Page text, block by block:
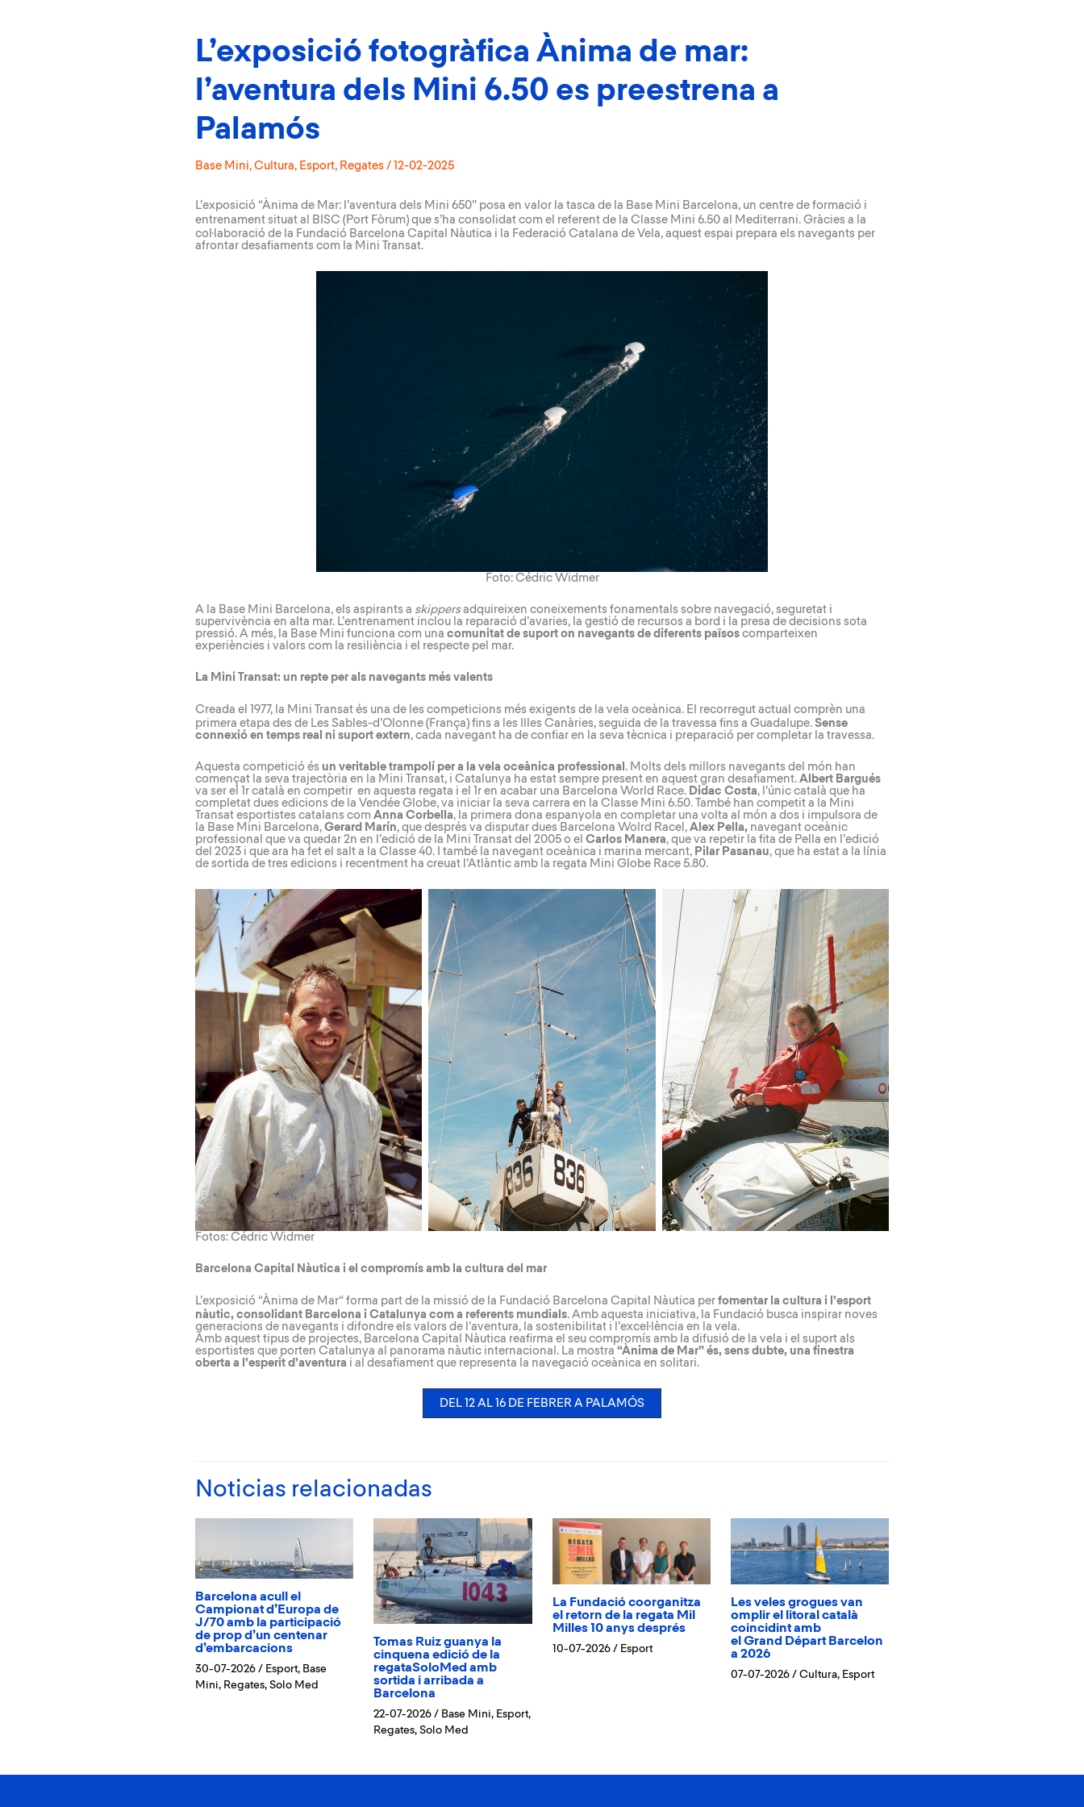
L’exposició fotogràfica Ànima de mar:
l’aventura dels Mini 6.50 es preestrena a
Palamós
Base Mini, Cultura, Esport, Regates / 12-02-2025
L’exposició “Ànima de Mar: l’aventura dels Mini 650” posa en valor la tasca de la Base Mini Barcelona, un centre de formació i
entrenament situat al
BISC (Port Fòrum) que s’ha consolidat com el referent de la Classe Mini 6.50 al Mediterrani. Gràcies a la
col·laboració de la Fundació Barcelona Capital Nàutica i la Federació Catalana de Vela, aquest espai prepara els navegants per
afrontar desafiaments com la Mini Transat.
Foto: Cédric Widmer
A la Base Mini Barcelona, els aspirants a skippersadquireixen coneixements fonamentals sobre navegació, seguretat i
supervivència en alta mar. L’entrenament inclou la reparació d’avaries, la gestió de recursos a bord i la presa de decisions sota
pressió. A més, la Base Mini funciona com una comunitat de suport on navegants de diferents països comparteixen
experiències i valors com la resiliència i el respecte pel mar.
La Mini Transat: un repte per als navegants més valents
Creada el 1977, la Mini Transat és una de les competicions més exigents de la vela oceànica. El recorregut actual comprèn una
primera etapa des de Les Sables-d’Olonne (França) fins a les Illes Canàries, seguida de la travessa fins a Guadalupe. Sense
connexió en temps real ni suport extern, cada navegant ha de confiar en la seva tècnica i preparació per completar la travessa.
Aquesta competició és un veritable trampolí per a la vela oceànica professional . Molts dels millors navegants del món han
començat la seva trajectòria en la Mini Transat, i Catalunya ha estat sempre present en aquest gran desafiament. Albert Bargués
va ser el 1r català en competir en aquesta regata i el 1r en acabar una Barcelona World Race. Didac Costa, l’únic català que ha
completat dues edicions de la Vendée Globe, va iniciar la seva carrera en la Classe Mini 6.50. També han competit a la Mini
Transat esportistes catalans com Anna Corbella, la primera dona espanyola en completar una volta al món a dos i impulsora de
la Base Mini Barcelona, Gerard Marín, que després va disputar dues Barcelona Wolrd Racel, Alex Pella, navegant oceànic
professional que va quedar 2n en l’edició de la Mini Transat del 2005 o el Carlos Manera, que va repetir la fita de Pella en l’edició
del 2023 i que ara ha fet el salt a la Classe 40. I també la navegant oceànica i marina mercant, Pilar Pasanau, que ha estat a la línia
de sortida de tres edicions i recentment ha creuat l’Atlàntic amb la regata Mini Globe Race 5.80.
Fotos: Cédric Widmer
Barcelona Capital Nàutica i el compromís amb la cultura del mar
L’exposició “Ànima de Mar“ forma part de la missió de la Fundació Barcelona Capital Nàutica per fomentar la cultura i l’esport
nàutic, consolidant Barcelona i Catalunya com a referents mundials. Amb aquesta iniciativa, la Fundació busca inspirar noves
generacions de navegants i difondre els valors de l’aventura, la sostenibilitat i l’excel·lència en la vela.
Amb aquest tipus de projectes, Barcelona Capital Nàutica reafirma el seu compromís amb la difusió de la vela i el suport als
esportistes que porten Catalunya al panorama nàutic internacional. La mostra “Ànima de Mar” és, sens dubte, una finestra
oberta a l’esperit d’aventura i al desafiament que representa la navegació oceànica en solitari.
DEL 12 AL 16 DE FEBRER A PALAMÓS
Noticias relacionadas
Barcelona acull el
Campionat d’Europa de
J/70 amb la participació
de prop d’un centenar
d’embarcacions
30-07-2026 / Esport, Base
Mini, Regates, Solo Med
Tomas Ruiz guanya la
cinquena edició de la
regataSoloMed amb
sortida i arribada a
Barcelona
22-07-2026/ Base Mini, Esport,
Regates,Solo Med
La Fundació coorganitza
el retorn de la regata Mil
Milles 10 anys després
10-07-2026 / Esport
Les veles grogues van
omplir el litoral català
coincidint amb
el Grand Départ Barcelon
a 2026
07-07-2026 / Cultura, Esport